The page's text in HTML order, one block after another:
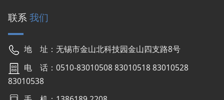
联系我们
地 址：无锡市金山北科技园金山四支路8号
电 话：0510-83010508 83010518 83010528
83010538